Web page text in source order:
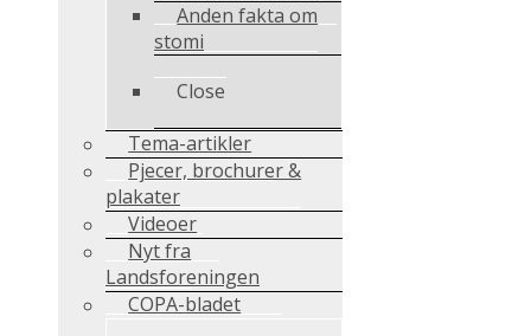
Anden fakta om
stomi
Close
Tema-artikler
Pjecer, brochurer &
plakater
Videoer
Nyt fra
Landsforeningen
COPA-bladet